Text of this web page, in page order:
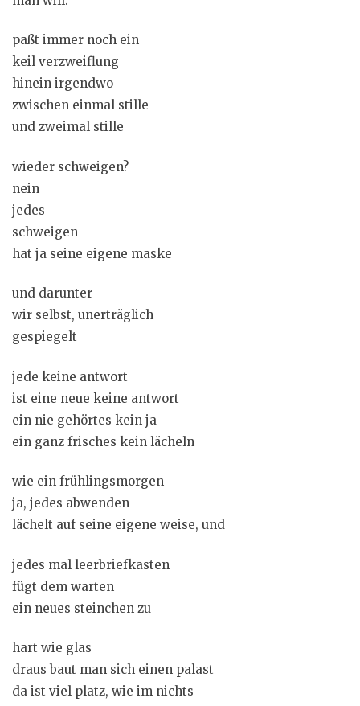
paßt immer noch ein
keil verzweiflung
hinein irgendwo
zwischen einmal stille
und zweimal stille
wieder schweigen?
nein
jedes
schweigen
hat ja seine eigene maske
und darunter
wir selbst, unerträglich
gespiegelt
jede keine antwort
ist eine neue keine antwort
ein nie gehörtes kein ja
ein ganz frisches kein lächeln
wie ein frühlingsmorgen
ja, jedes abwenden
lächelt auf seine eigene weise, und
jedes mal leerbriefkasten
fügt dem warten
ein neues steinchen zu
hart wie glas
draus baut man sich einen palast
da ist viel platz, wie im nichts